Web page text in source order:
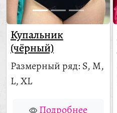
Купальник
(чёрный)
Размерный ряд: S, M,
L, XL
Подробнее